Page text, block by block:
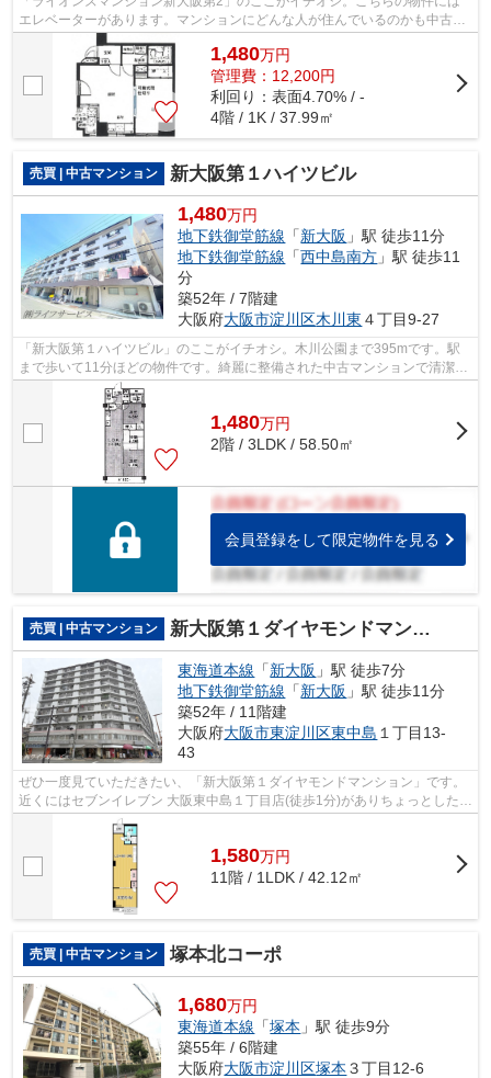
エレベーターがあります。マンションにどんな人が住んでいるのかも中古マ
ンションなら事前に知れます。外観タイ...
1,480万円
管理費：12,200円
利回り：表面4.70% / -
4階 / 1K / 37.99㎡
売買 | 中古マンション 新大阪第１ハイツビル
1,480万円
地下鉄御堂筋線 「新大阪 」駅 徒歩11分
地下鉄御堂筋線 「西中島南方 」駅 徒歩11
分
築52年 / 7階建
大阪府大阪市淀川区木川東 ４丁目9-27
「新大阪第１ハイツビル」のここがイチオシ。木川公園まで395mです。駅
まで歩いて11分ほどの物件です。綺麗に整備された中古マンションで清潔感
を感じます。不動産のことで悩みがある...
1,480万円
2階 / 3LDK / 58.50㎡
会員登録をして限定物件を見る
売買 | 中古マンション 新大阪第１ダイヤモンドマンション
東海道本線 「新大阪 」駅 徒歩7分
地下鉄御堂筋線 「新大阪 」駅 徒歩11分
築52年 / 11階建
大阪府大阪市東淀川区東中島 １丁目13-
43
ぜひ一度見ていただきたい、「新大阪第１ダイヤモンドマンション」です。
近くにはセブンイレブン 大阪東中島１丁目店(徒歩1分)がありちょっとした買
い物に便利です。駅まで徒歩7分の物...
1,580万円
11階 / 1LDK / 42.12㎡
売買 | 中古マンション 塚本北コーポ
1,680万円
東海道本線 「塚本 」駅 徒歩9分
築55年 / 6階建
大阪府大阪市淀川区塚本 ３丁目12-6